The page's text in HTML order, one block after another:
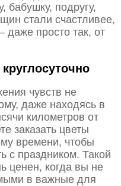
бабушку, подругу,
стали счастливее,
даже просто так, от
чувств не
даже находясь в
километров от
заказать цветы
времени, чтобы
с праздником. Такой
ценен, когда вы не
в важные для